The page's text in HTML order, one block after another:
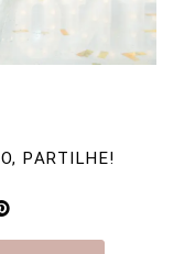
PARTILHE!